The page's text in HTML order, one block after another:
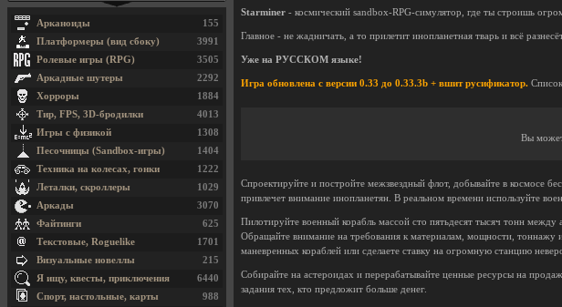
Starminer - космический sandbox-RPG-симулятор, где ты строишь
Главное - не жадничать, а то прилетит инопланетная тварь и всё
Уже на РУССКОМ языке!
Игра обновлена с версии 0.33 до 0.33.3b + вшит русификатор.
Вы
Спроектируйте и постройте межзвездный флот, добывайте в космосе
привлечет внимание инопланетян. В реальном времени используйте
Пилотируйте военный корабль массой сто пятьдесят тысяч тонн
Обращайте внимание на требования к материалам, мощности,
маневренных кораблей или сделаете ставку на огромную станцию
Собирайте на астероидах и перерабатывайте ценные ресурсы на
задания тех, кто предложит больше денег.
155
Арканоиды
3991
Платформеры (вид сбоку)
3505
Ролевые игры (RPG)
2292
Аркадные шутеры
1884
Хорроры
4013
Тир, FPS, 3D-бродилки
1308
Игры с физикой
1404
Песочницы (Sandbox-игры)
1222
Техника на колесах, гонки
1029
Леталки, скроллеры
3070
Аркады
625
Файтинги
1701
Текстовые, Roguelike
215
Визуальные новеллы
6440
Я ищу, квесты, приключения
988
Спорт, настольные, карты